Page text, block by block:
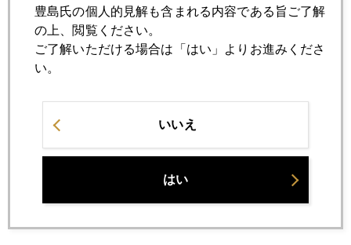
2014年
7月 9月 10月
豊島氏の個人的見解も含まれる内容である旨ご了解
の上、閲覧ください。
ご了解いただける場合は「はい」よりお進みくださ
い。
いいえ
はい